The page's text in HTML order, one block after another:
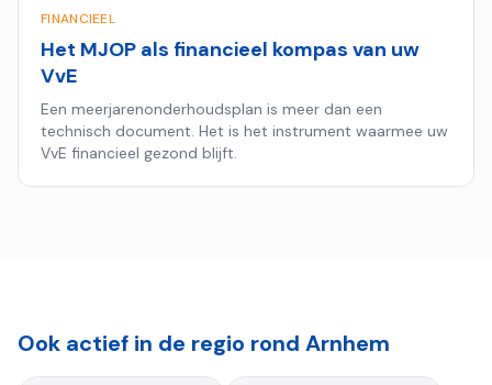
FINANCIEEL
Het MJOP als financieel kompas van uw
VvE
Een meerjarenonderhoudsplan is meer dan een
technisch document. Het is het instrument waarmee uw
VvE financieel gezond blijft.
Ook actief in de regio rond Arnhem